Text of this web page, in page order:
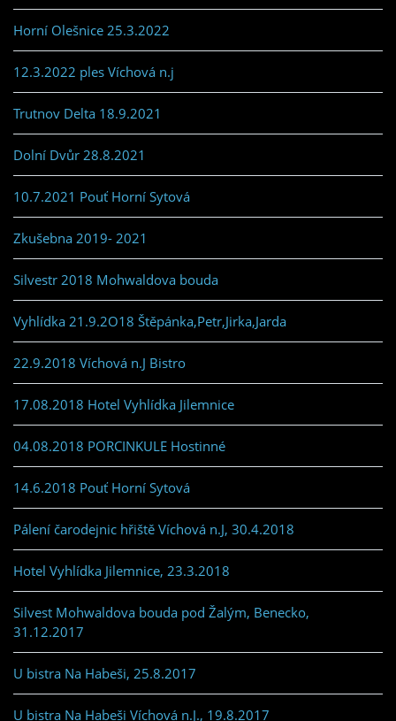
Horní Olešnice 25.3.2022
12.3.2022 ples Víchová n.j
Trutnov Delta 18.9.2021
Dolní Dvůr 28.8.2021
10.7.2021 Pouť Horní Sytová
Zkušebna 2019- 2021
Silvestr 2018 Mohwaldova bouda
Vyhlídka 21.9.2O18 Štěpánka,Petr,Jirka,Jarda
22.9.2018 Víchová n.J Bistro
17.08.2018 Hotel Vyhlídka Jilemnice
04.08.2018 PORCINKULE Hostinné
14.6.2018 Pouť Horní Sytová
Pálení čarodejnic hřiště Víchová n.J, 30.4.2018
Hotel Vyhlídka Jilemnice, 23.3.2018
Silvest Mohwaldova bouda pod Žalým, Benecko,
31.12.2017
U bistra Na Habeši, 25.8.2017
U bistra Na Habeši Víchová n.J., 19.8.2017